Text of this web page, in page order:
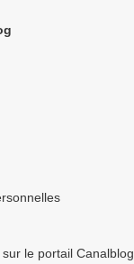
le portail Canalblog